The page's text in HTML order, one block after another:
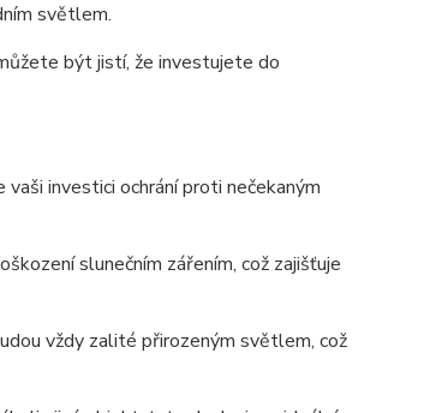
světlem.
být jistí, že investujete do
investici ochrání proti nečekaným
slunečním zářením, což zajišťuje
vždy zalité přirozeným světlem, což